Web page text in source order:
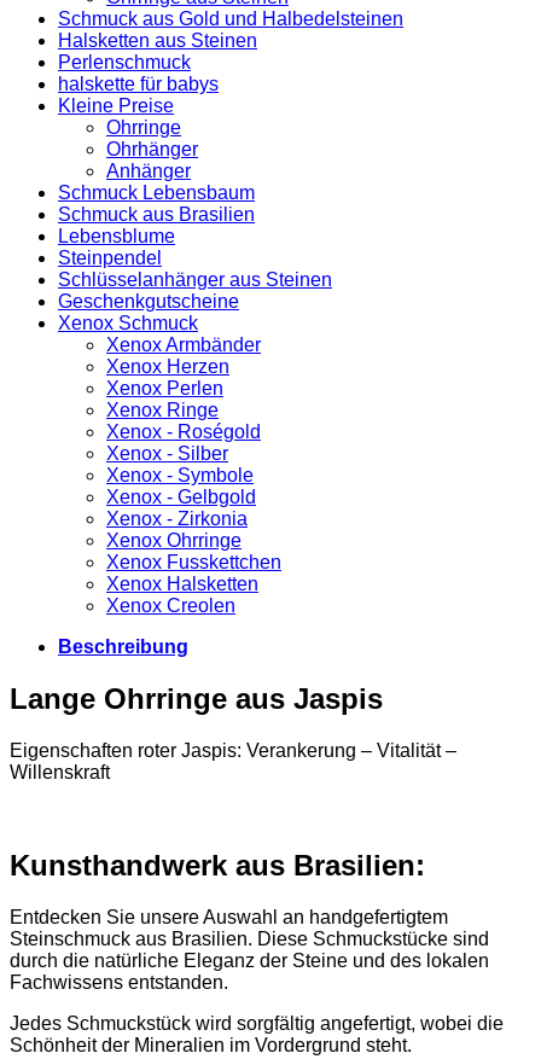
Schmuck aus Gold und Halbedelsteinen
Halsketten aus Steinen
Perlenschmuck
halskette für babys
Kleine Preise
Ohrringe
Ohrhänger
Anhänger
Schmuck Lebensbaum
Schmuck aus Brasilien
Lebensblume
Steinpendel
Schlüsselanhänger aus Steinen
Geschenkgutscheine
Xenox Schmuck
Xenox Armbänder
Xenox Herzen
Xenox Perlen
Xenox Ringe
Xenox - Roségold
Xenox - Silber
Xenox - Symbole
Xenox - Gelbgold
Xenox - Zirkonia
Xenox Ohrringe
Xenox Fusskettchen
Xenox Halsketten
Xenox Creolen
Beschreibung
Lange Ohrringe aus Jaspis
Eigenschaften roter Jaspis: Verankerung – Vitalität –
Willenskraft
Kunsthandwerk aus Brasilien:
Entdecken Sie unsere Auswahl an handgefertigtem
Steinschmuck aus Brasilien. Diese Schmuckstücke sind
durch die natürliche Eleganz der Steine und des lokalen
Fachwissens entstanden.
Jedes Schmuckstück wird sorgfältig angefertigt, wobei die
Schönheit der Mineralien im Vordergrund steht.